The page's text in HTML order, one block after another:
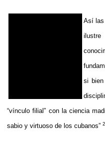
Así las
si
“vínculo filial” con la ciencia
sabio y virtuoso de los cubanos” 2